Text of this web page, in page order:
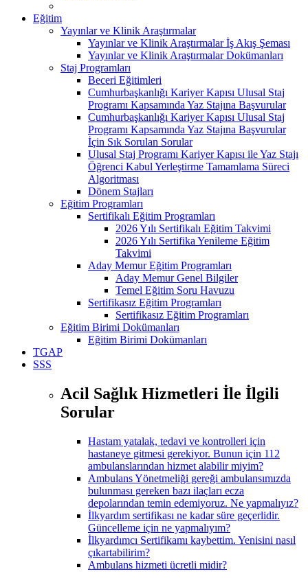
Eğitim
Yayınlar ve Klinik Araştırmalar
Yayınlar ve Klinik Araştırmalar İş Akış Şeması
Yayınlar ve Klinik Araştırmalar Dokümanları
Staj Programları
Beceri Eğitimleri
Cumhurbaşkanlığı Kariyer Kapısı Ulusal Staj
Programı Kapsamında Yaz Stajına Başvurular
Cumhurbaşkanlığı Kariyer Kapısı Ulusal Staj
Programı Kapsamında Yaz Stajına Başvurular
İçin Sık Sorulan Sorular
Ulusal Staj Programı Kariyer Kapısı ile Yaz Stajı
Öğrenci Kabul Yerleştirme Tamamlama Süreci
Algoritması
Dönem Stajları
Eğitim Programları
Sertifikalı Eğitim Programları
2026 Yılı Sertifikalı Eğitim Takvimi
2026 Yılı Sertifika Yenileme Eğitim
Takvimi
Aday Memur Eğitim Programları
Aday Memur Genel Bilgiler
Temel Eğitim Soru Havuzu
Sertifikasız Eğitim Programları
Sertifikasız Eğitim Programları
Eğitim Birimi Dokümanları
Eğitim Birimi Dokümanları
TGAP
SSS
Acil Sağlık Hizmetleri İle İlgili
Sorular
Hastam yatalak, tedavi ve kontrolleri için
hastaneye gitmesi gerekiyor. Bunun için 112
ambulanslarından hizmet alabilir miyim?
Ambulans Yönetmeliği gereği ambulansımızda
bulunması gereken bazı ilaçları ecza
depolarından temin edemiyoruz. Ne yapmalıyız?
İlkyardım sertifikası ne kadar süre geçerlidir.
Güncelleme için ne yapmalıyım?
İlkyardımcı Sertifikamı kaybettim. Yenisini nasıl
çıkartabilirim?
Ambulans hizmeti ücretli midir?